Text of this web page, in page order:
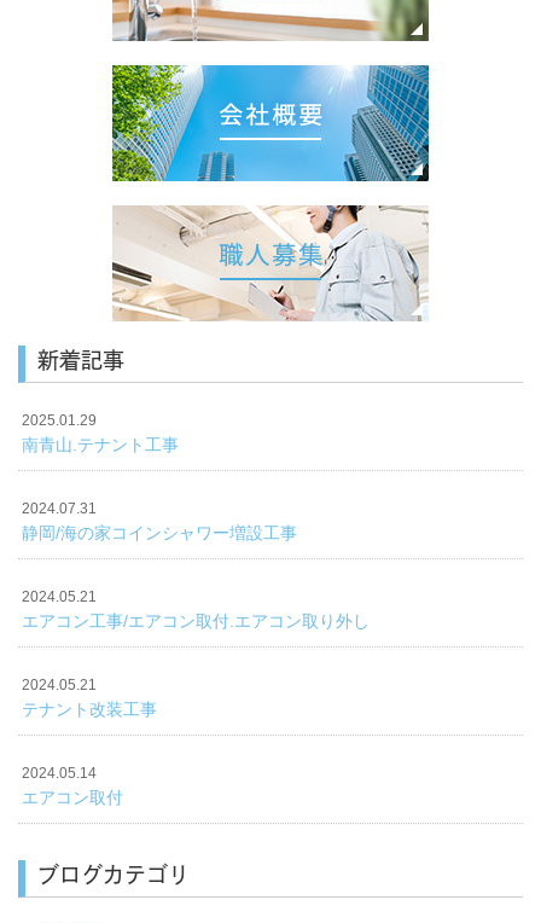
新着記事
2025.01.29
南青山.テナント工事
2024.07.31
静岡/海の家コインシャワー増設工事
2024.05.21
エアコン工事/エアコン取付.エアコン取り外し
2024.05.21
テナント改装工事
2024.05.14
エアコン取付
ブログカテゴリ